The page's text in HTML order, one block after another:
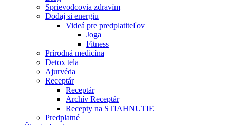
Sprievodcovia zdravím
Dodaj si energiu
Videá pre predplatiteľov
Joga
Fitness
Prírodná medicína
Detox tela
Ajurvéda
Receptár
Receptár
Archív Receptár
Recepty na STIAHNUTIE
Predplatné